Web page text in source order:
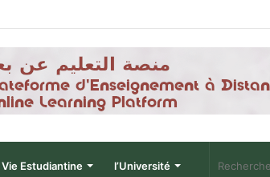
Vie Estudiantine l’Université